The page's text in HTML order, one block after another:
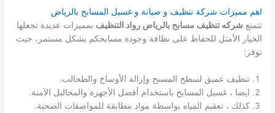
اهم مميزات شركة تنظيف و صيانة و غسيل المسابح بالرياض
تتمتع شركه تنظيف مسابح بالرياض رواد التنظيف بمميزات عديدة تجعلها
الخيار الأمثل للحفاظ على نظافة وجودة مسابحكم بشكل مستمر، حيث
توفر:
تنظيف عميق لسطح المسبح وإزالة الأوساخ والطحالب.
ايضا ، غسيل المسابح باستخدام أفضل الأجهزة والمحاليل الآمنة.
كذلك ، تعقيم المياه بواسطة مواد مطابقة للمواصفات الصحية.